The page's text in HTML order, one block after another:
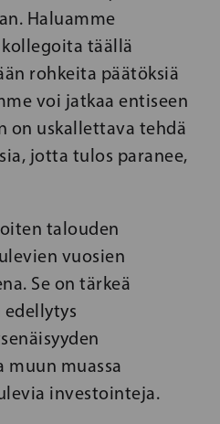
Haluamme
täällä
rohkeita päätöksiä
voi jatkaa entiseen
on uskallettava tehdä
jotta tulos paranee,
talouden
vuosien
Se on tärkeä
edellytys
muun muassa
investointeja.